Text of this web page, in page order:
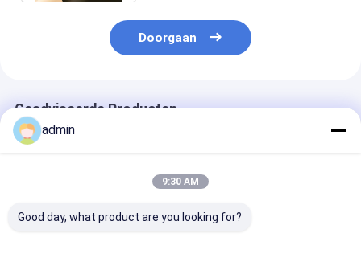
Doorgaan
Geadviseerde Producten
admin
9:30 AM
Good day, what product are you looking for?